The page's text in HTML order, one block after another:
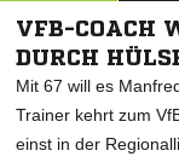
VFB-COACH
DURCH
Mit 67 will es
Trainer kehrt zum
einst in der